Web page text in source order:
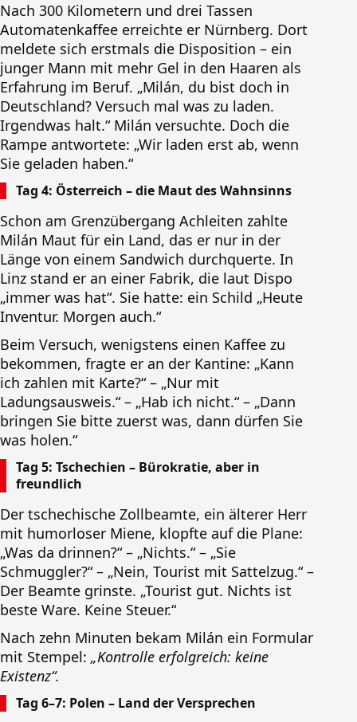
Nach 300 Kilometern und drei Tassen
Automatenkaffee erreichte er Nürnberg. Dort
meldete sich erstmals die Disposition – ein
junger Mann mit mehr Gel in den Haaren als
Erfahrung im Beruf. „Milán, du bist doch in
Deutschland? Versuch mal was zu laden.
Irgendwas halt.“ Milán versuchte. Doch die
Rampe antwortete: „Wir laden erst ab, wenn
Sie geladen haben.“
Tag 4: Österreich – die Maut des Wahnsinns
Schon am Grenzübergang Achleiten zahlte
Milán Maut für ein Land, das er nur in der
Länge von einem Sandwich durchquerte. In
Linz stand er an einer Fabrik, die laut Dispo
„immer was hat“. Sie hatte: ein Schild „Heute
Inventur. Morgen auch.“
Beim Versuch, wenigstens einen Kaffee zu
bekommen, fragte er an der Kantine: „Kann
ich zahlen mit Karte?“ – „Nur mit
Ladungsausweis.“ – „Hab ich nicht.“ – „Dann
bringen Sie bitte zuerst was, dann dürfen Sie
was holen.“
Tag 5: Tschechien – Bürokratie, aber in
freundlich
Der tschechische Zollbeamte, ein älterer Herr
mit humorloser Miene, klopfte auf die Plane:
„Was da drinnen?“ – „Nichts.“ – „Sie
Schmuggler?“ – „Nein, Tourist mit Sattelzug.“ –
Der Beamte grinste. „Tourist gut. Nichts ist
beste Ware. Keine Steuer.“
Nach zehn Minuten bekam Milán ein Formular
mit Stempel: „Kontrolle erfolgreich: keine
Existenz“.
Tag 6–7: Polen – Land der Versprechen